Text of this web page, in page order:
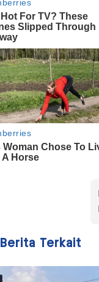
Berita Terkait